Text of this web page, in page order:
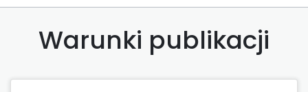
Warunki publikacji